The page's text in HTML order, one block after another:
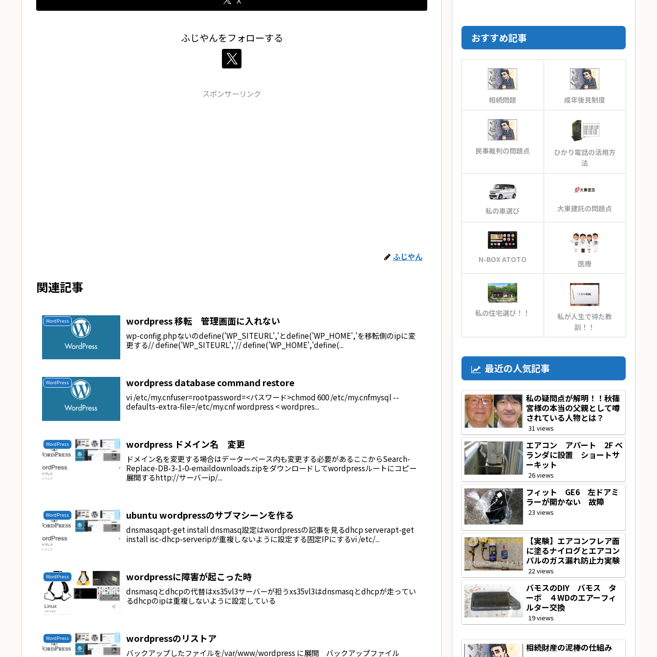
ふじやんをフォローする
スポンサーリンク
ふじやん
関連記事
WordPress wordpress 移転 管理画面に入れない
wp-config.phpないのdefine('WP_SITEURL','とdefine('WP_HOME','を移転側のipに変
更する// define('WP_SITEURL','// define('WP_HOME','define(...
WordPress wordpress database command restore
vi /etc/my.cnfuser=rootpassword=<パスワード>chmod 600 /etc/my.cnfmysql --
defaults-extra-file=/etc/my.cnf wordpress < wordpres...
WordPress wordpress ドメイン名 変更
ドメイン名を変更する場合はデーターベース内も変更する必要があるここからSearch-
Replace-DB-3-1-0-emaildownloads.zipをダウンロードしてwordpressルートにコピー
展開するhttp://サーバーip/...
WordPress ubuntu wordpressのサブマシーンを作る
dnsmasqapt-get install dnsmasq設定はwordpressの記事を見るdhcp serverapt-get
install isc-dhcp-serveripが重複しないように設定する固定IPにするvi /etc/...
WordPress wordpressに障害が起こった時
dnsmasqとdhcpの代替はxs35vl3サーバーが担うxs35vl3はdnsmasqとdhcpが走ってい
るdhcpのipは重複しないように設定している
WordPress wordpressのリストア
バックアップしたファイルを/var/www/wordpress に展開 バックアップファイル
おすすめ記事
相続問題 成年後見制度
民事裁判の問題点
ひかり電話の活用方
法
私の車選び 大東建託の問題点
N-BOX ATOTO 医療
私の住宅選び！！
私が人生で得た教
訓！！
最近の人気記事
私の疑問点が解明！！秋篠
宮様の本当の父親として噂
されている人物とは？
31 views
エアコン アパート 2F ベ
ランダに設置 ショートサ
ーキット
26 views
フィット GE6 左ドアミ
ラーが開かない 故障
23 views
【実験】エアコンフレア面
に塗るナイログとエアコン
パルのガス漏れ防止力実験
22 views
バモスのDIY バモス タ
ーボ ４WDのエアーフィ
ルター交換
19 views
相続財産の泥棒の仕組み